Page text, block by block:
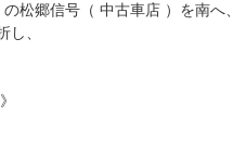
松郷信号（ 中古車店 ）を南へ、
、